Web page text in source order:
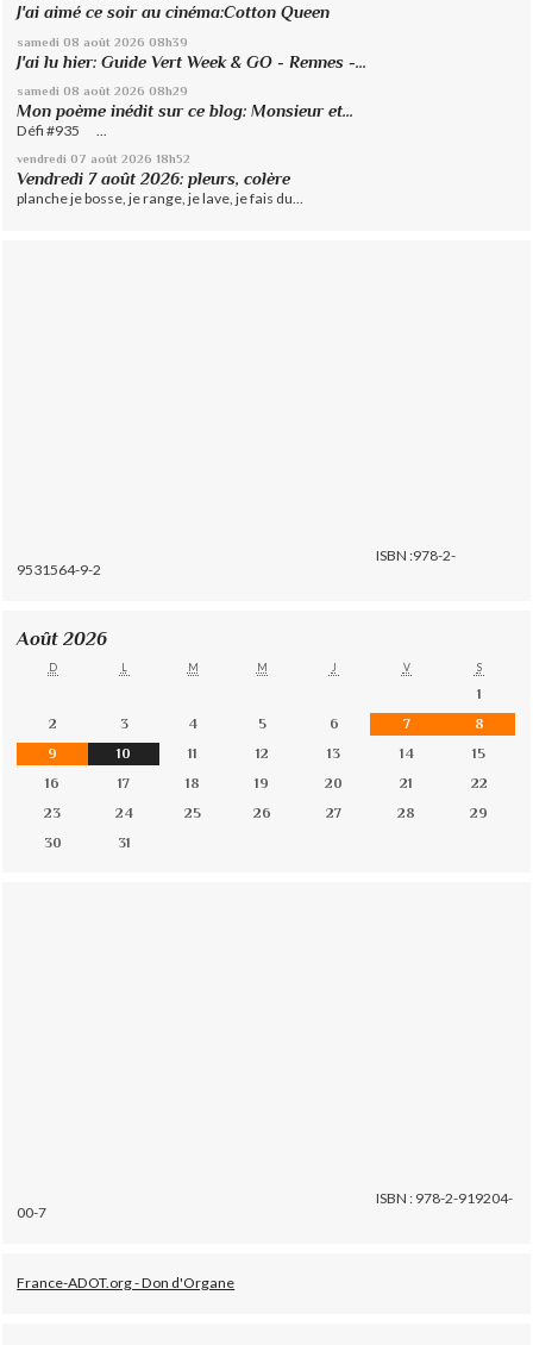
J'ai aimé ce soir au cinéma:Cotton Queen
samedi 08 août 2026 08h39
J'ai lu hier: Guide Vert Week & GO - Rennes -...
samedi 08 août 2026 08h29
Mon poème inédit sur ce blog: Monsieur et...
Défi #935 ...
vendredi 07 août 2026 18h52
Vendredi 7 août 2026: pleurs, colère
planche je bosse, je range, je lave, je fais du...
ISBN :978-2-
9531564-9-2
Août 2026
D L M M J V S
1
2
3 4 5 6 7
8
9
10 11 12 13 14
15
16
17 18 19 20 21
22
23
24 25 26 27 28
29
30
31
ISBN : 978-2-919204-
00-7
France-ADOT.org - Don d'Organe